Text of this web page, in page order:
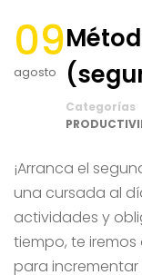
09
agosto
Categorías
¡Arranca el
una cursada al
actividades y
tiempo, te
para